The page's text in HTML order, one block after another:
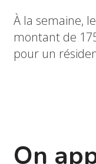
À la semaine,
montant de
pour un
On